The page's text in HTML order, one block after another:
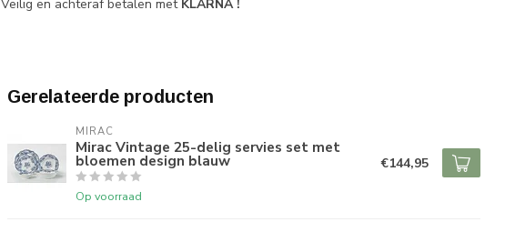
Veilig en achteraf betalen met KLARNA !
Gerelateerde producten
MIRAC
Mirac Vintage 25-delig servies set met
bloemen design blauw
Op voorraad
€144,95